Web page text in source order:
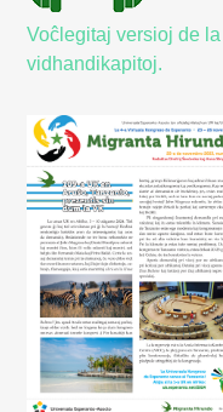
Voĉlegitaj versioj de
vidhandikapitoj.